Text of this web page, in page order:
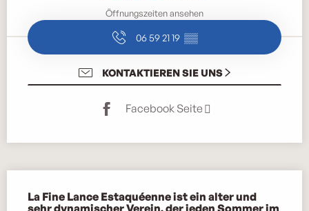
Öffnungszeiten ansehen
06 59 21 19 ▒▒
KONTAKTIEREN SIE UNS
Facebook Seite
La Fine Lance Estaquéenne ist ein alter und
sehr dynamischer Verein, der jeden Sommer im